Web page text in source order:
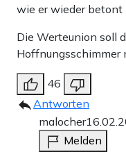
wie er wieder betont
Die Werteunion soll
Hoffnungsschimmer
46
Antworten
malocher
Melden